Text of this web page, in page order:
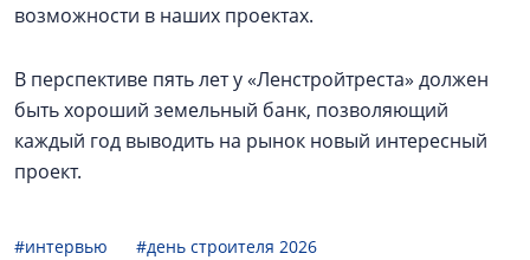
возможности в наших проектах.
В перспективе пять лет у «Ленстройтреста» должен
быть хороший земельный банк, позволяющий
каждый год выводить на рынок новый интересный
проект.
#интервью
#день строителя 2026